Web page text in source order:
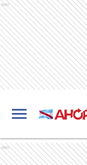
Ads
Ads